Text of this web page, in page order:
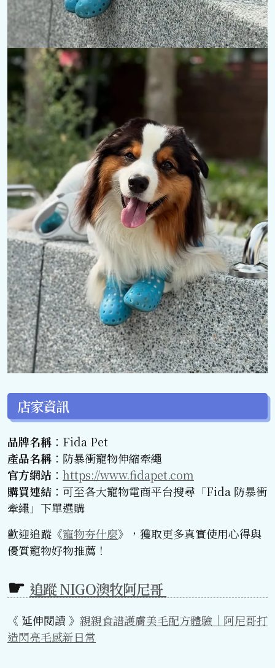
店家資訊
品牌名稱 ：Fida Pet
產品名稱 ：防暴衝寵物伸縮牽繩
官方網站 ： https://www.fidapet.com
購買連結 ：可至各大寵物電商平台搜尋「Fida 防暴衝
牽繩」下單選購
歡迎追蹤《寵物夯什麼》，獲取更多真實使用心得與
優質寵物好物推薦！
追蹤 NIGO澳牧阿尼哥
《 延伸閱讀 》 親親食譜護膚美毛配方體驗｜阿尼哥打
造閃亮毛感新日常